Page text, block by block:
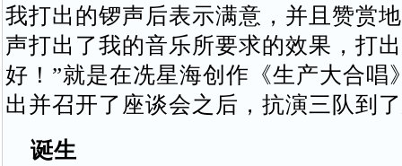
我打出的锣声后表示满意，并且赞赏
声打出了我的音乐所要求的效果，打
好！”就是在冼星海创作《生产大合唱
出并召开了座谈会之后，抗演三队到
诞生